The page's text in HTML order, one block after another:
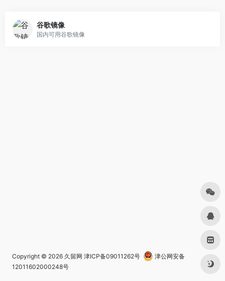
谷歌镜像
国内可用谷歌镜像
Copyright © 2026 久留网 津ICP备09011262号
津公网安备
12011602000248号